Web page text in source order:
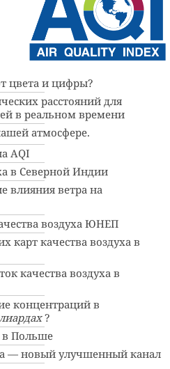
цвета и цифры?
расстояний для
в реальном времени
атмосфере.
AQI
в Северной Индии
влияния ветра на
воздуха ЮНЕП
карт качества воздуха в
качества воздуха в
концентраций в
?
в Польше
— новый улучшенный канал